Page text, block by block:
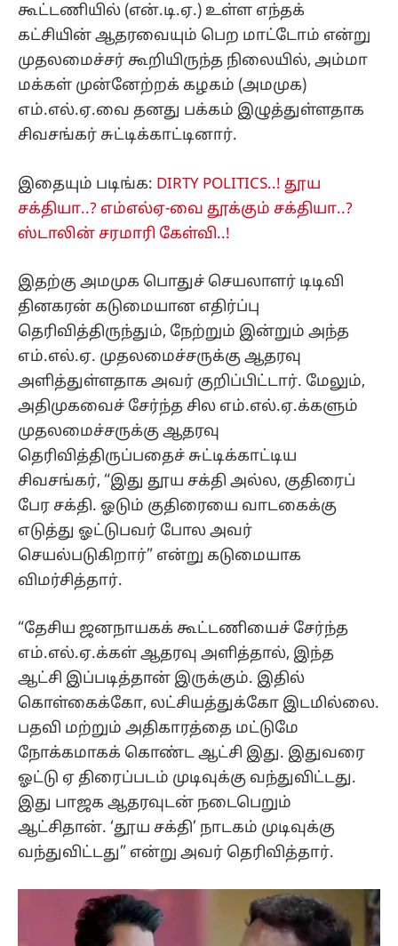
கூட்டணியில் (என்.டி.ஏ.) உள்ள எந்தக்
கட்சியின் ஆதரவையும் பெற மாட்டோம் என்று
முதலமைச்சர் கூறியிருந்த நிலையில், அம்மா
மக்கள் முன்னேற்றக் கழகம் (அமமுக)
எம்.எல்.ஏ.வை தனது பக்கம் இழுத்துள்ளதாக
சிவசங்கர் சுட்டிக்காட்டினார்.
இதையும் படிங்க: DIRTY POLITICS..! தூய
சக்தியா..? எம்எல்ஏ-வை தூக்கும் சக்தியா..?
ஸ்டாலின் சரமாரி கேள்வி..!
இதற்கு அமமுக பொதுச் செயலாளர் டிடிவி
தினகரன் கடுமையான எதிர்ப்பு
தெரிவித்திருந்தும், நேற்றும் இன்றும் அந்த
எம்.எல்.ஏ. முதலமைச்சருக்கு ஆதரவு
அளித்துள்ளதாக அவர் குறிப்பிட்டார். மேலும்,
அதிமுகவைச் சேர்ந்த சில எம்.எல்.ஏ.க்களும்
முதலமைச்சருக்கு ஆதரவு
தெரிவித்திருப்பதைச் சுட்டிக்காட்டிய
சிவசங்கர், “இது தூய சக்தி அல்ல, குதிரைப்
பேர சக்தி. ஓடும் குதிரையை வாடகைக்கு
எடுத்து ஓட்டுபவர் போல அவர்
செயல்படுகிறார்” என்று கடுமையாக
விமர்சித்தார்.
“தேசிய ஜனநாயகக் கூட்டணியைச் சேர்ந்த
எம்.எல்.ஏ.க்கள் ஆதரவு அளித்தால், இந்த
ஆட்சி இப்படித்தான் இருக்கும். இதில்
கொள்கைக்கோ, லட்சியத்துக்கோ இடமில்லை.
பதவி மற்றும் அதிகாரத்தை மட்டுமே
நோக்கமாகக் கொண்ட ஆட்சி இது. இதுவரை
ஓட்டு ஏ திரைப்படம் முடிவுக்கு வந்துவிட்டது.
இது பாஜக ஆதரவுடன் நடைபெறும்
ஆட்சிதான். ‘தூய சக்தி’ நாடகம் முடிவுக்கு
வந்துவிட்டது” என்று அவர் தெரிவித்தார்.